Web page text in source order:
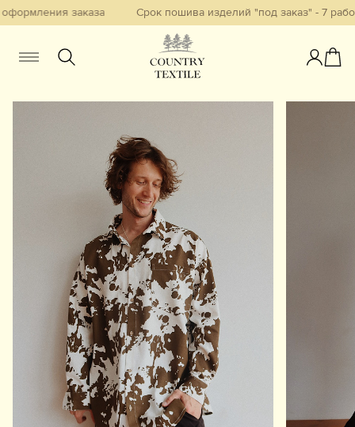
заказа Срок пошива изделий "под заказ" - 7
Смотреть всё
В наличии
Бестселлеры
Одежда
Аксессуары
Украшения